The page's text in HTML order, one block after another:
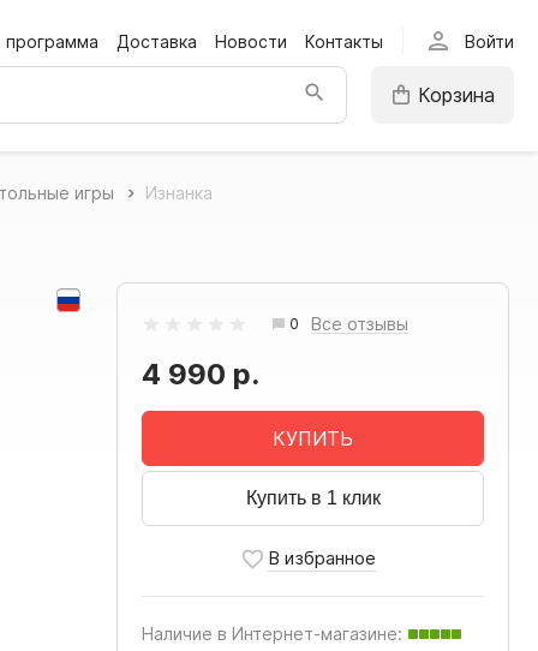
программа Доставка Новости Контакты person Войти
Корзина
игры Изнанка
0 Все отзывы
4 990 р.
КУПИТЬ
Купить в 1 клик
Наличие в Интернет-магазине: